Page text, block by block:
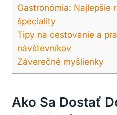
Gastronómia: Najlepšie
špeciality
Tipy na cestovanie‍ a
návštevníkov
Záverečné myšlienky
Ako Sa Dostať⁤